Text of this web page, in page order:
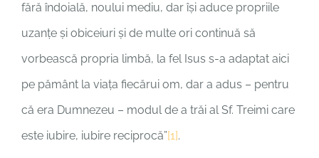
fără îndoială, noului mediu, dar își aduce propriile
uzanțe și obiceiuri și de multe ori continuă să
vorbească propria limbă, la fel Isus s-a adaptat aici
pe pământ la viața fiecărui om, dar a adus – pentru
că era Dumnezeu – modul de a trăi al Sf. Treimi care
este iubire, iubire reciprocă”[1].